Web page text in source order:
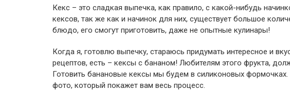
Кекс – это сладкая выпечка, как правило, с какой-нибудь
кексов, так же как и начинок для них, существует большое
блюдо, его смогут приготовить, даже не опытные кулинары!
Когда я, готовлю выпечку, стараюсь придумать интересное и
рецептов, есть – кексы с бананом! Любителям этого фрукта,
Готовить банановые кексы мы будем в силиконовых
фото, который покажет вам весь процесс.